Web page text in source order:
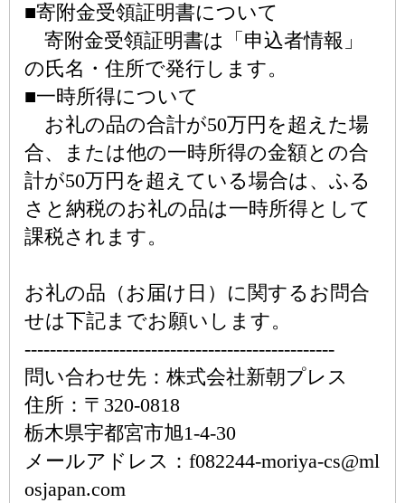
■寄附金受領証明書について
寄附金受領証明書は「申込者情報」
の氏名・住所で発行します。
■一時所得について
お礼の品の合計が50万円を超えた場
合、または他の一時所得の金額との合
計が50万円を超えている場合は、ふる
さと納税のお礼の品は一時所得として
課税されます。
お礼の品（お届け日）に関するお問合
せは下記までお願いします。
-------------------------------------------------
問い合わせ先：株式会社新朝プレス
住所：〒320-0818
栃木県宇都宮市旭1-4-30
メールアドレス：f082244-moriya-cs@ml
osjapan.com